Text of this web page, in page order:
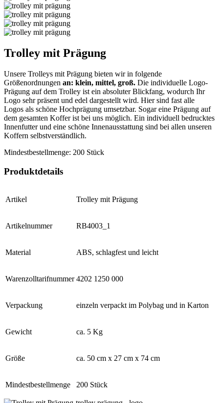
Trolley mit Prägung
Unsere Trolleys mit Prägung bieten wir in folgende
Größenordnungen an: klein, mittel, groß. Die individuelle Logo-
Prägung auf dem Trolley ist ein absoluter Blickfang, wodurch Ihr
Logo sehr präsent und edel dargestellt wird. Hier sind fast alle
Logos als schöne Hochprägung umsetzbar. Sogar eine Prägung auf
dem gesamten Koffer ist bei uns möglich. Ein individuell bedrucktes
Innenfutter und eine schöne Innenausstattung sind bei allen unseren
Koffern selbstverständlich.
Mindestbestellmenge: 200 Stück
Produktdetails
Artikel Trolley mit Prägung
Artikelnummer RB4003_1
Material ABS, schlagfest und leicht
Warenzolltarifnummer 4202 1250 000
Verpackung einzeln verpackt im Polybag und in Karton
Gewicht ca. 5 Kg
Größe ca. 50 cm x 27 cm x 74 cm
Mindestbestellmenge 200 Stück